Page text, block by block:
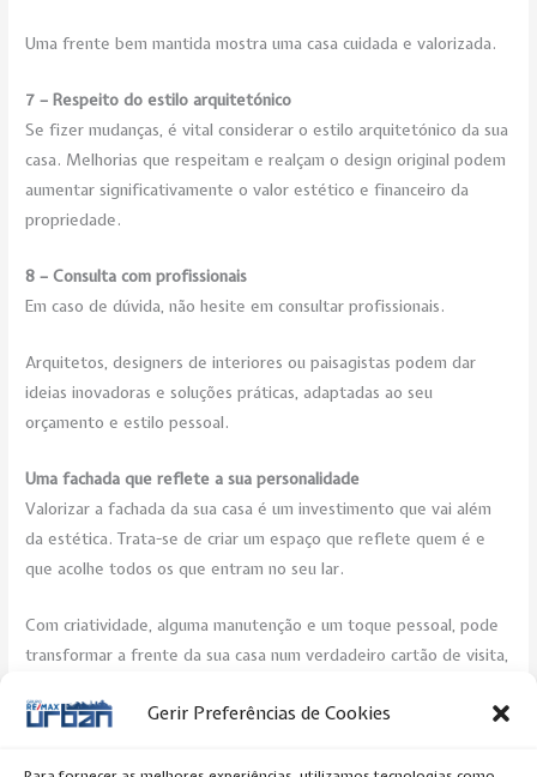
Gerir Preferências de Cookies
Uma frente bem mantida mostra uma casa cuidada e valorizada.
7 – Respeito do estilo arquitetónico
Se fizer mudanças, é vital considerar o estilo arquitetónico da sua
casa. Melhorias que respeitam e realçam o design original podem
aumentar significativamente o valor estético e financeiro da
propriedade.
8 – Consulta com profissionais
Em caso de dúvida, não hesite em consultar profissionais.
Arquitetos, designers de interiores ou paisagistas podem dar
ideias inovadoras e soluções práticas, adaptadas ao seu
orçamento e estilo pessoal.
Uma fachada que reflete a sua personalidade
Valorizar a fachada da sua casa é um investimento que vai além
da estética. Trata-se de criar um espaço que reflete quem é e
que acolhe todos os que entram no seu lar.
Com criatividade, alguma manutenção e um toque pessoal, pode
transformar a frente da sua casa num verdadeiro cartão de visita,